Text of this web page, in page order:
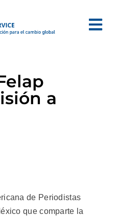
a
de Periodistas
que comparte la